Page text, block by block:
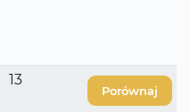
13
Porównaj